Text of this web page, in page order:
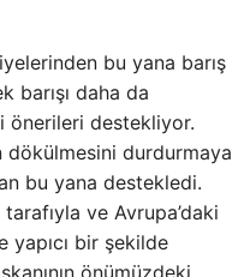
bu yana barış
barışı daha da
önerileri destekliyor.
dökülmesini durdurmaya
bu yana destekledi.
ve Avrupa’daki
bir şekilde
önümüzdeki